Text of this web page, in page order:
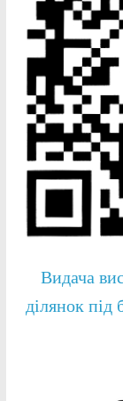
Видача
ділянок під